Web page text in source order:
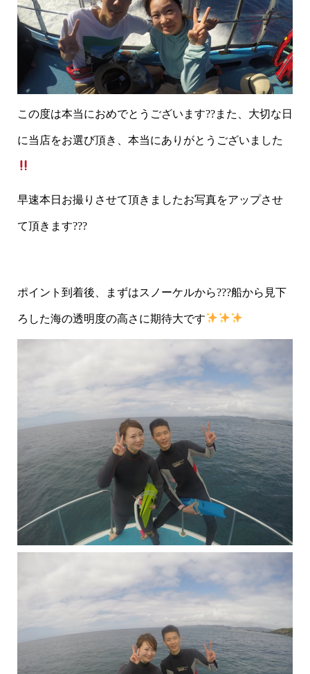
この度は本当におめでとうございます??また、大切な日
に当店をお選び頂き、本当にありがとうございました
早速本日お撮りさせて頂きましたお写真をアップさせ
て頂きます???
ポイント到着後、まずはスノーケルから???船から見下
ろした海の透明度の高さに期待大です